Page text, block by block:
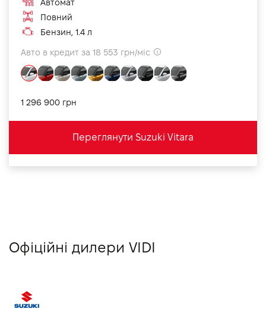
Автомат
Повний
Бензин, 1.4 л
Авто в кредит за 18 553 грн/міс
1 296 900 грн
Переглянути Suzuki Vitara
Офіційні дилери VIDI